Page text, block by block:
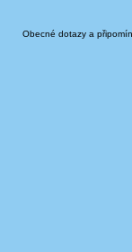
Obecné dotazy a